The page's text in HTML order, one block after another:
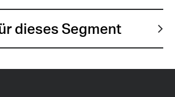
dieses Segment